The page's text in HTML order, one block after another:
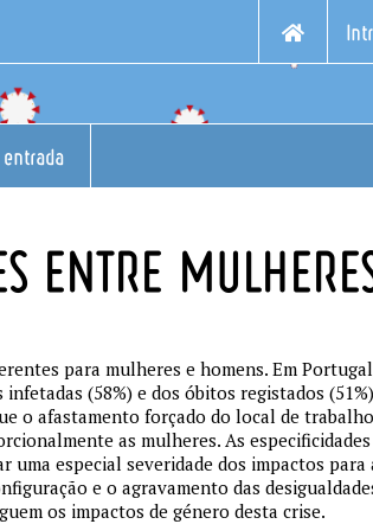
ENTRE
para mulheres e homens. Em
infetadas (58%) e dos óbitos registados
o afastamento forçado do local de
as mulheres. As
uma especial severidade dos impactos
e o agravamento das
os impactos de género desta crise.